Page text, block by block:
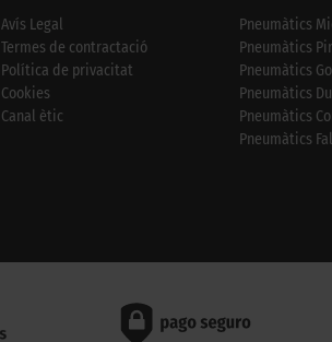
Avís Legal
Termes de contractació
Política de privacitat
Cookies
Canal ètic
Pneumàtics
Pneumàtics
Pneumàtics
Pneumàtics
Pneumàtics
Pneumàtics